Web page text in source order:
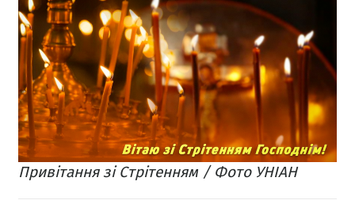
Привітання зі Стрітенням / Фото УНІАН